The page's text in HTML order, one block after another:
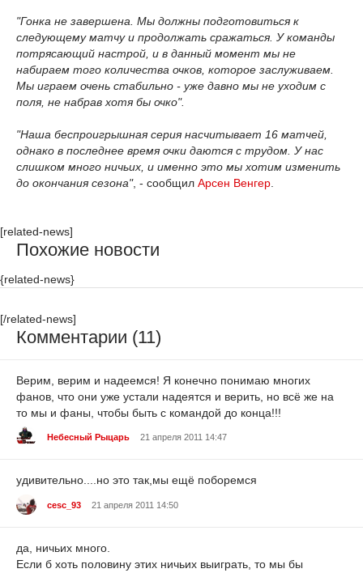
"Гонка не завершена. Мы должны подготовиться к
следующему матчу и продолжать сражаться. У команды
потрясающий настрой, и в данный момент мы не
набираем того количества очков, которое заслуживаем.
Мы играем очень стабильно - уже давно мы не уходим с
поля, не набрав хотя бы очко".
"Наша беспроигрышная серия насчитывает 16 матчей,
однако в последнее время очки даются с трудом. У нас
слишком много ничьих, и именно это мы хотим изменить
до окончания сезона", - сообщил Арсен Венгер.
[related-news]
Похожие новости
{related-news}
[/related-news]
Комментарии (11)
Верим, верим и надеемся! Я конечно понимаю многих
фанов, что они уже устали надеятся и верить, но всё же на
то мы и фаны, чтобы быть с командой до конца!!!
Небесный Рыцарь 21 апреля 2011 14:47
удивительно....но это так,мы ещё поборемся
cesc_93 21 апреля 2011 14:50
да, ничьих много.
Если б хоть половину этих ничьих выиграть, то мы бы